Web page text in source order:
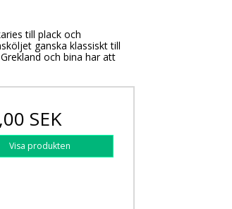
till plack och
ganska klassiskt till
och bina har att
SEK
Visa produkten